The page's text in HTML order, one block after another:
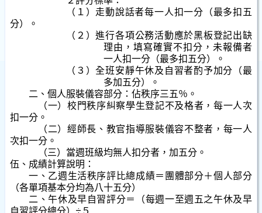
（１）走動說話者每一人扣一分（最多扣五
分）。
（２）進行各項公務活動應於黑板登記出缺
理由，填寫確實不扣分，未報備者
一人扣一分（最多扣五分）。
（３）全班安靜午休及自習者酌予加分（最
多加五分）。
二、個人服裝儀容部分：佔秩序三五％。
（一）校門秩序糾察學生登記不及格者，每一人次
扣一分。
（二）經師長、教官指導服裝儀容不整者，每一人
次扣一分。
（三）當週班級均無人扣分者，加五分。
伍、成績計算說明：
一、乙週生活秩序評比總成績＝團體部分＋個人部分
（各單項基本分均為八十五分）
二、午休及早自習評分＝（每週一至週五之午休及早